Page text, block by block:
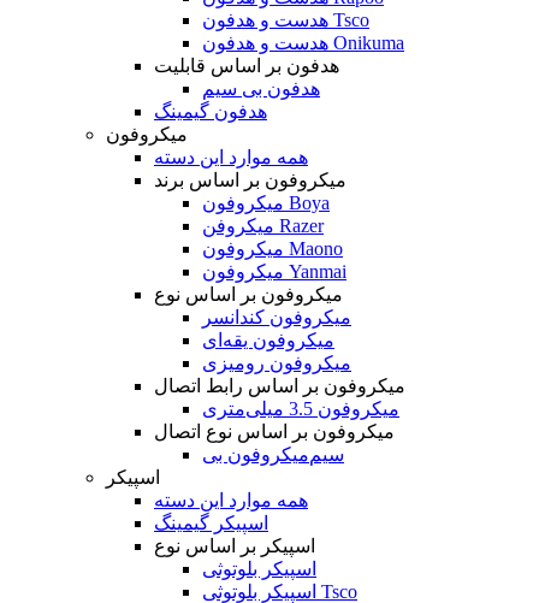
هدست و هدفون Tsco
هدست و هدفون Onikuma
هدفون بر اساس قابلیت
هدفون بی سیم
هدفون گیمینگ
میکروفون
همه موارد این دسته
میکروفون بر اساس برند
میکروفون Boya
میکروفن Razer
میکروفون Maono
میکروفون Yanmai
میکروفون بر اساس نوع
میکروفون کندانسر
میکروفون یقه‌ای
میکروفون رومیزی
میکروفون بر اساس رابط اتصال
میکروفون 3.5 میلی‌متری
میکروفون بر اساس نوع اتصال
میکروفون بی‌‎سیم
اسپیکر
همه موارد این دسته
اسپیکر گیمینگ
اسپیکر بر اساس نوع
اسپیکر بلوتوثی
اسپیکر بلوتوثی Tsco